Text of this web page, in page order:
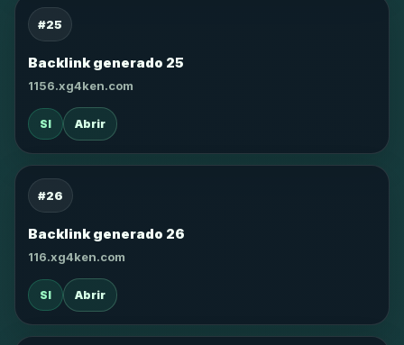
#25
Backlink generado 25
1156.xg4ken.com
SI Abrir
#26
Backlink generado 26
116.xg4ken.com
SI Abrir